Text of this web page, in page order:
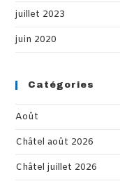
juillet 2023
juin 2020
Catégories
Août
Châtel août 2026
Châtel juillet 2026